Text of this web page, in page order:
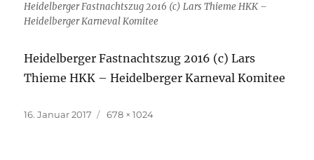
Heidelberger Fastnachtszug 2016 (c) Lars Thieme HKK –
Heidelberger Karneval Komitee
Heidelberger Fastnachtszug 2016 (c) Lars
Thieme HKK – Heidelberger Karneval Komitee
Veröffentlicht
16. Januar 2017 Originalgröße
678 × 1024